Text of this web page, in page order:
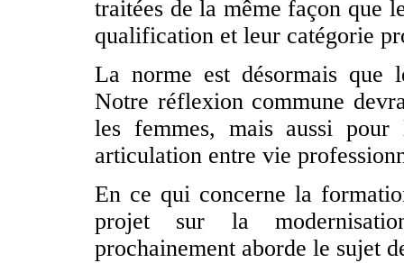
traitées de la même façon que
qualification et leur catégorie
La norme est désormais que
Notre réflexion commune
les femmes, mais aussi pour
articulation entre vie
En ce qui concerne la
projet sur la
prochainement aborde le sujet